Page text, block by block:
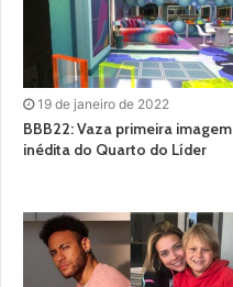
19 de janeiro de 2022
BBB22: Vaza primeira imagem
inédita do Quarto do Líder